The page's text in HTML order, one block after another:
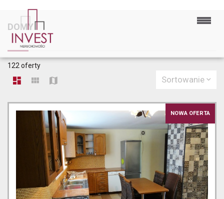
DOMY
122 oferty
Sortowanie
NOWA OFERTA